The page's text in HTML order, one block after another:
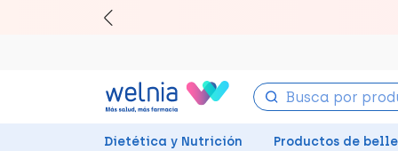
Dietética y Nutrición Productos de